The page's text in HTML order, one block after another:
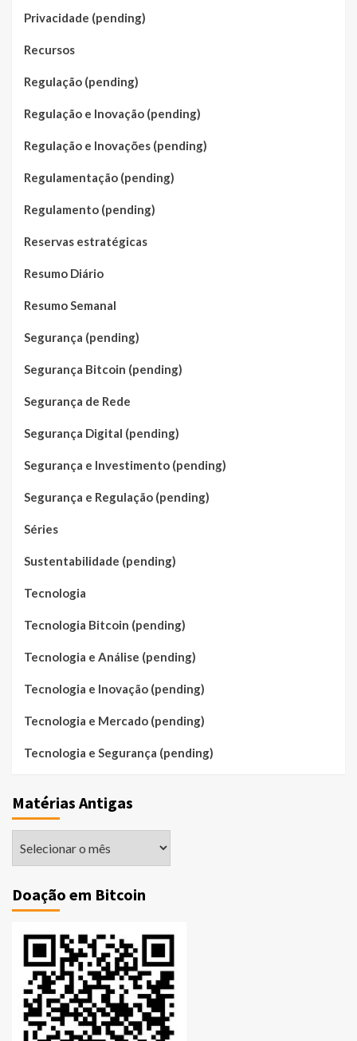
Privacidade (pending)
Recursos
Regulação (pending)
Regulação e Inovação (pending)
Regulação e Inovações (pending)
Regulamentação (pending)
Regulamento (pending)
Reservas estratégicas
Resumo Diário
Resumo Semanal
Segurança (pending)
Segurança Bitcoin (pending)
Segurança de Rede
Segurança Digital (pending)
Segurança e Investimento (pending)
Segurança e Regulação (pending)
Séries
Sustentabilidade (pending)
Tecnologia
Tecnologia Bitcoin (pending)
Tecnologia e Análise (pending)
Tecnologia e Inovação (pending)
Tecnologia e Mercado (pending)
Tecnologia e Segurança (pending)
Matérias Antigas
Doação em Bitcoin